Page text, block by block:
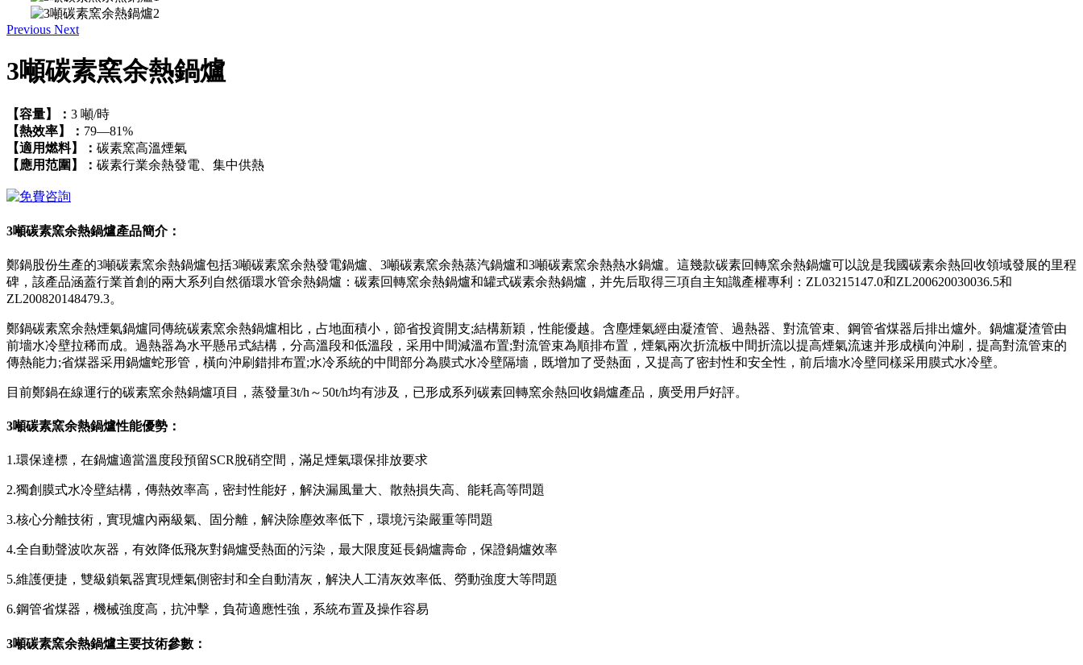
Previous Next
3噸碳素窯余熱鍋爐
【容量】： 3 噸/時
【熱效率】： 79—81%
【適用燃料】： 碳素窯高溫煙氣
【應用范圍】： 碳素行業余熱發電、集中供熱
3噸碳素窯余熱鍋爐產品簡介：
鄭鍋股份生產的3噸碳素窯余熱鍋爐包括3噸碳素窯余熱發電鍋爐、3噸碳素窯余熱蒸汽鍋爐和3噸碳素窯余熱熱水鍋爐。這幾款碳素回轉窯余熱鍋爐可以說是我國碳素余熱回收領域發展的里程
碑，該產品涵蓋行業首創的兩大系列自然循環水管余熱鍋爐：碳素回轉窯余熱鍋爐和罐式碳素余熱鍋爐，并先后取得三項自主知識產權專利：ZL03215147.0和ZL200620030036.5和
ZL200820148479.3。
鄭鍋碳素窯余熱煙氣鍋爐同傳統碳素窯余熱鍋爐相比，占地面積小，節省投資開支;結構新穎，性能優越。含塵煙氣經由凝渣管、過熱器、對流管束、鋼管省煤器后排出爐外。鍋爐凝渣管由
前墻水冷壁拉稀而成。過熱器為水平懸吊式結構，分高溫段和低溫段，采用中間減溫布置;對流管束為順排布置，煙氣兩次折流板中間折流以提高煙氣流速并形成橫向沖刷，提高對流管束的
傳熱能力;省煤器采用鍋爐蛇形管，橫向沖刷錯排布置;水冷系統的中間部分為膜式水冷壁隔墻，既增加了受熱面，又提高了密封性和安全性，前后墻水冷壁同樣采用膜式水冷壁。
目前鄭鍋在線運行的碳素窯余熱鍋爐項目，蒸發量3t/h～50t/h均有涉及，已形成系列碳素回轉窯余熱回收鍋爐產品，廣受用戶好評。
3噸碳素窯余熱鍋爐性能優勢：
1.環保達標，在鍋爐適當溫度段預留SCR脫硝空間，滿足煙氣環保排放要求
2.獨創膜式水冷壁結構，傳熱效率高，密封性能好，解決漏風量大、散熱損失高、能耗高等問題
3.核心分離技術，實現爐內兩級氣、固分離，解決除塵效率低下，環境污染嚴重等問題
4.全自動聲波吹灰器，有效降低飛灰對鍋爐受熱面的污染，最大限度延長鍋爐壽命，保證鍋爐效率
5.維護便捷，雙級鎖氣器實現煙氣側密封和全自動清灰，解決人工清灰效率低、勞動強度大等問題
6.鋼管省煤器，機械強度高，抗沖擊，負荷適應性強，系統布置及操作容易
3噸碳素窯余熱鍋爐主要技術參數：